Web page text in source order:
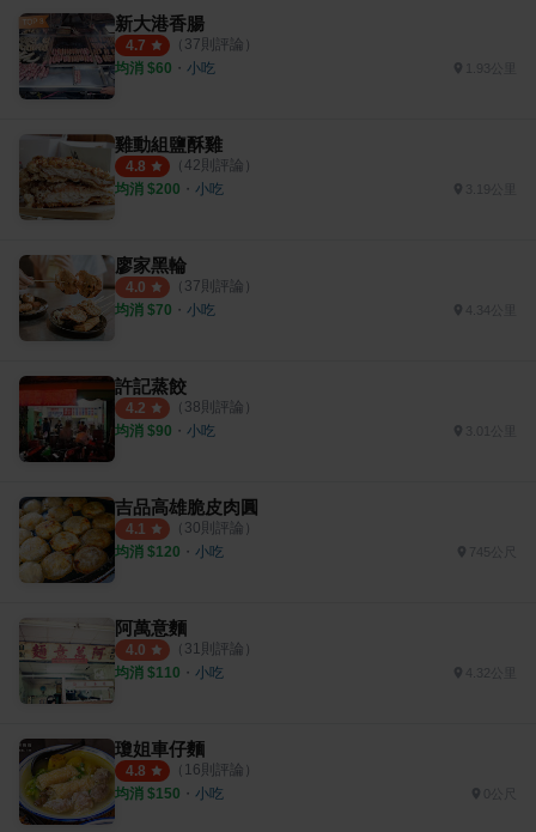
新大港香腸
4.7 （ 37則評論）
均消 $60 ・ 小吃
雞動組鹽酥雞
4.8 （ 42則評論）
均消 $200 ・ 小吃
廖家黑輪
4.0 （ 37則評論）
均消 $70 ・ 小吃
許記蒸餃
4.2 （ 38則評論）
均消 $90 ・ 小吃
吉品高雄脆皮肉圓
4.1 （ 30則評論）
均消 $120 ・ 小吃 745公尺
阿萬意麵
4.0 （ 31 則評論）
均消 $110 ・ 小吃
瓊姐車仔麵
4.8 （ 16則評論）
均消 $150 ・ 小吃